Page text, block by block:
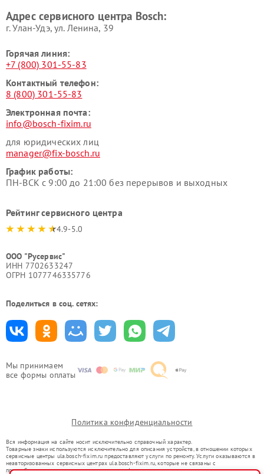
Мы принимаем
все формы оплаты
Адрес сервисного центра Bosch:
г. Улан-Удэ, ул. Ленина, 39
Горячая линия:
+7 (800) 301-55-83
Контактный телефон:
8 (800) 301-55-83
Электронная почта:
info@bosch-fixim.ru
для юридических лиц
manager@fix-bosch.ru
График работы:
ПН-ВСК с 9:00 до 21:00 без перерывов и выходных
Рейтинг сервисного центра
4.9-5.0
ООО "Русервис"
ИНН 7702633247
ОГРН 1077746335776
Поделиться в соц. сетях:
Политика конфиденциальности
Вся информация на сайте носит исключительно справочный характер.
Товарные знаки используются исключительно для описания устройств, в отношении которых
сервисные центры ula.bosch-fixim.ru предоставляют услуги по ремонту. Услуги оказываются в
неавторизованных сервисных центрах ula.bosch-fixim.ru, которые не связаны с
правообладателями товарных знаков или их официальными представителями.